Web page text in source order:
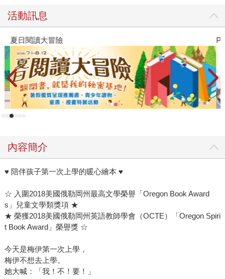
活動訊息
夏日閱讀大冒險
內容簡介
♥ 陪伴孩子第一次上學的暖心繪本 ♥
☆ 入圍2018美國俄勒岡州最高文學榮譽「Oregon Book Award
s」兒童文學類獎項 ★
★ 榮獲2018美國俄勒岡州英語教師學會（OCTE）「Oregon Spiri
t Book Award」榮譽獎 ☆
今天是梅伊第一次上學，
梅伊不想去上學。
她大喊：「我！不！要！」